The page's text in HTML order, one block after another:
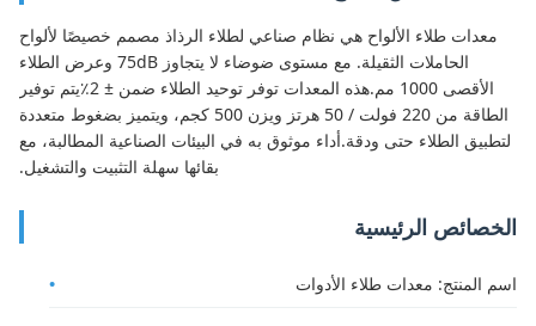
معدات طلاء الألواح هي نظام صناعي لطلاء الرذاذ مصمم خصيصًا لألواح
الحاملات الثقيلة. مع مستوى ضوضاء لا يتجاوز 75dB وعرض الطلاء
الأقصى 1000 مم.هذه المعدات توفر توحيد الطلاء ضمن ± 2٪يتم توفير
الطاقة من 220 فولت / 50 هرتز ويزن 500 كجم، ويتميز بضغوط متعددة
لتطبيق الطلاء حتى ودقة.أداء موثوق به في البيئات الصناعية المطالبة، مع
بقائها سهلة التثبيت والتشغيل.
الخصائص الرئيسية
اسم المنتج: معدات طلاء الأدوات